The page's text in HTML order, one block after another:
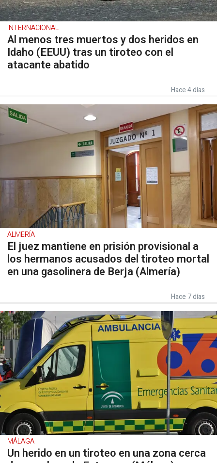
INTERNACIONAL
Al menos tres muertos y dos heridos en
Idaho (EEUU) tras un tiroteo con el
atacante abatido
Hace 4 días
ALMERÍA
El juez mantiene en prisión provisional a
los hermanos acusados del tiroteo mortal
en una gasolinera de Berja (Almería)
Hace 7 días
MÁLAGA
Un herido en un tiroteo en una zona cerca